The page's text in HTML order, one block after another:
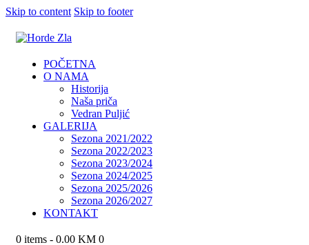
Skip to content Skip to footer
POČETNA
O NAMA
Historija
Naša priča
Vedran Puljić
GALERIJA
Sezona 2021/2022
Sezona 2022/2023
Sezona 2023/2024
Sezona 2024/2025
Sezona 2025/2026
Sezona 2026/2027
KONTAKT
0 items - 0.00 KM 0